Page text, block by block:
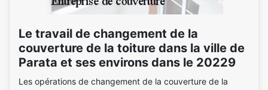
Le travail de changement de la
couverture de la toiture dans la ville de
Parata et ses environs dans le 20229
Les opérations de changement de la couverture de la